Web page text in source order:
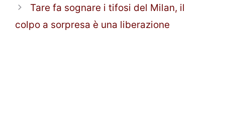
Tare fa sognare i tifosi del Milan, il
colpo a sorpresa è una liberazione